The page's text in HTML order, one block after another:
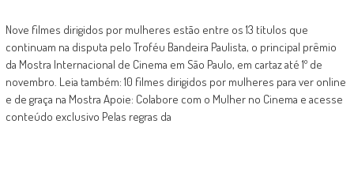
Nove filmes dirigidos por mulheres estão entre os 13 títulos que
continuam na disputa pelo Troféu Bandeira Paulista, o principal prêmio
da Mostra Internacional de Cinema em São Paulo, em cartaz até 1º de
novembro. Leia também: 10 filmes dirigidos por mulheres para ver online
e de graça na Mostra Apoie: Colabore com o Mulher no Cinema e acesse
conteúdo exclusivo Pelas regras da